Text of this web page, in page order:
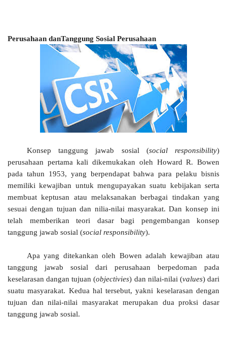
Perusahaan danTanggung Sosial Perusahaan
Konsep tanggung jawab sosial (social responsibility)
perusahaan pertama kali dikemukakan oleh Howard R. Bowen
pada tahun 1953, yang berpendapat bahwa para pelaku bisnis
memiliki kewajiban untuk mengupayakan suatu kebijakan serta
membuat keptusan atau melaksanakan berbagai tindakan yang
sesuai dengan tujuan dan nilia-nilai masyarakat. Dan konsep ini
telah memberikan teori dasar bagi pengembangan konsep
tanggung jawab sosial (social responsibility).
Apa yang ditekankan oleh Bowen adalah kewajiban atau
tanggung jawab sosial dari perusahaan berpedoman pada
keselarasan dangan tujuan (objectivies) dan nilai-nilai (values) dari
suatu masyarakat. Kedua hal tersebut, yakni keselarasan dengan
tujuan dan nilai-nilai masyarakat merupakan dua proksi dasar
tanggung jawab sosial.